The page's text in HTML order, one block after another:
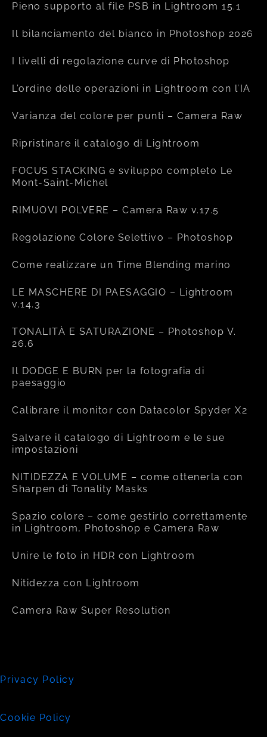
Pieno supporto al file PSB in Lightroom 15.1
Il bilanciamento del bianco in Photoshop 2026
I livelli di regolazione curve di Photoshop
L’ordine delle operazioni in Lightroom con l’IA
Varianza del colore per punti – Camera Raw
Ripristinare il catalogo di Lightroom
FOCUS STACKING e sviluppo completo Le
Mont-Saint-Michel
RIMUOVI POLVERE – Camera Raw v.17.5
Regolazione Colore Selettivo – Photoshop
Come realizzare un Time Blending marino
LE MASCHERE DI PAESAGGIO – Lightroom
v.14.3
TONALITÀ E SATURAZIONE – Photoshop V.
26.6
Il DODGE E BURN per la fotografia di
paesaggio
Calibrare il monitor con Datacolor Spyder X2
Salvare il catalogo di Lightroom e le sue
impostazioni
NITIDEZZA E VOLUME – come ottenerla con
Sharpen di Tonality Masks
Spazio colore – come gestirlo correttamente
in Lightroom, Photoshop e Camera Raw
Unire le foto in HDR con Lightroom
Nitidezza con Lightroom
Camera Raw Super Resolution
Privacy Policy
Cookie Policy